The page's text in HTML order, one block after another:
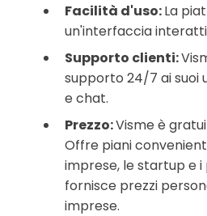
Facilità d'uso:La
un'interfaccia
Supporto clienti:
supporto 24/7 ai
e chat.
Prezzo:Visme è
Offre piani
imprese, le startup e
fornisce prezzi
imprese.